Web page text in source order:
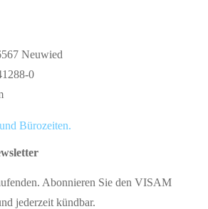
Neuwied
0
Bürozeiten.
Abonnieren Sie den VISAM
jederzeit kündbar.